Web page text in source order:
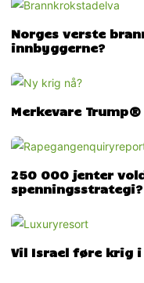
Norges verste
innbyggerne?
Merkevare Trump®
250 000 jenter
spenningsstrategi?
Vil Israel føre krig i